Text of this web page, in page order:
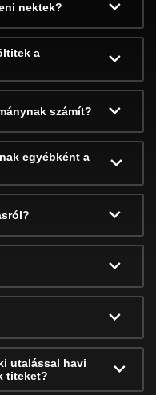
nektek?
a
számít?
egyébként a
utalással havi
titeket?